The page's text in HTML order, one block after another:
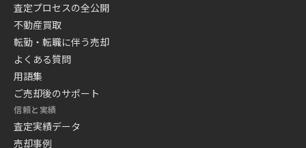
査定プロセスの全公開
不動産買取
転勤・転職に伴う売却
よくある質問
用語集
ご売却後のサポート
信頼と実績
査定実績データ
売却事例